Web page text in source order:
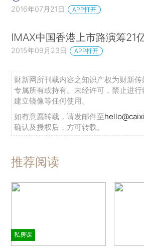
2016年07月21日 APP打开
IMAX中国香港上市路演筹21
2015年09月23日 APP打开
财新网所刊载内容之知识产权为财新
专属所有或持有。未经许可，禁止进
建立镜像等任何使用。
如有意愿转载，请发邮件至
确认及授权后，方可转载。
推荐阅读
私房课